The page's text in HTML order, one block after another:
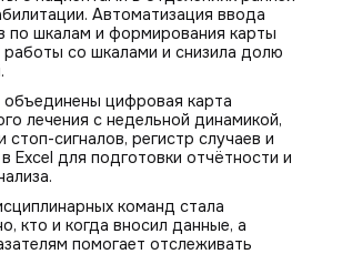
Автоматизация ввода
по шкалам и формирования карты
работы со шкалами и снизила долю
цифровая карта
лечения с недельной динамикой,
стоп-сигналов, регистр случаев и
Excel для подготовки отчётности и
команд стала
кто и когда вносил данные, а
помогает отслеживать